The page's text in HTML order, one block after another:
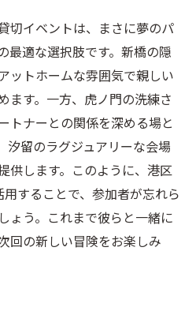
切イベントは、まさに夢のパ
最適な選択肢です。新橋の隠
ットホームな雰囲気で親しい
ます。一方、虎ノ門の洗練さ
トナーとの関係を深める場と
汐留のラグジュアリーな会場
供します。このように、港区
することで、参加者が忘れら
ょう。これまで彼らと一緒に
回の新しい冒険をお楽しみ